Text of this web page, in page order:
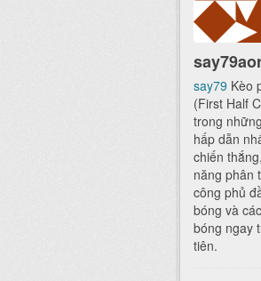
say79 Kèo
(First Half
trong
hấp dẫn
chiến
năng phân
công phủ
bóng và
bóng ngay
tiên.